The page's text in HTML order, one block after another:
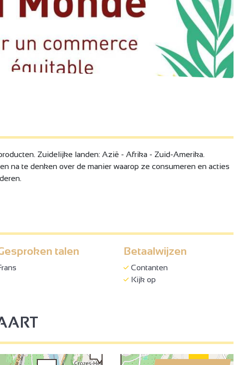
Zuidelijke landen: Azië - Afrika - Zuid-Amerika.
na te denken over de manier waarop ze consumeren en acties
talen Betaalwijzen
Contanten
Kijk op
2
3